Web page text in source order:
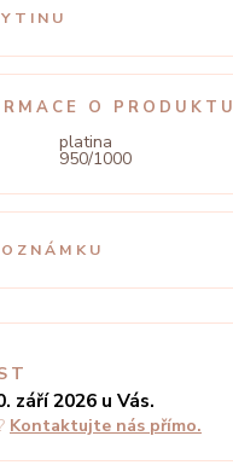
O PRODUKTU
platina
950/1000
září 2026 u Vás.
Kontaktujte nás přímo.